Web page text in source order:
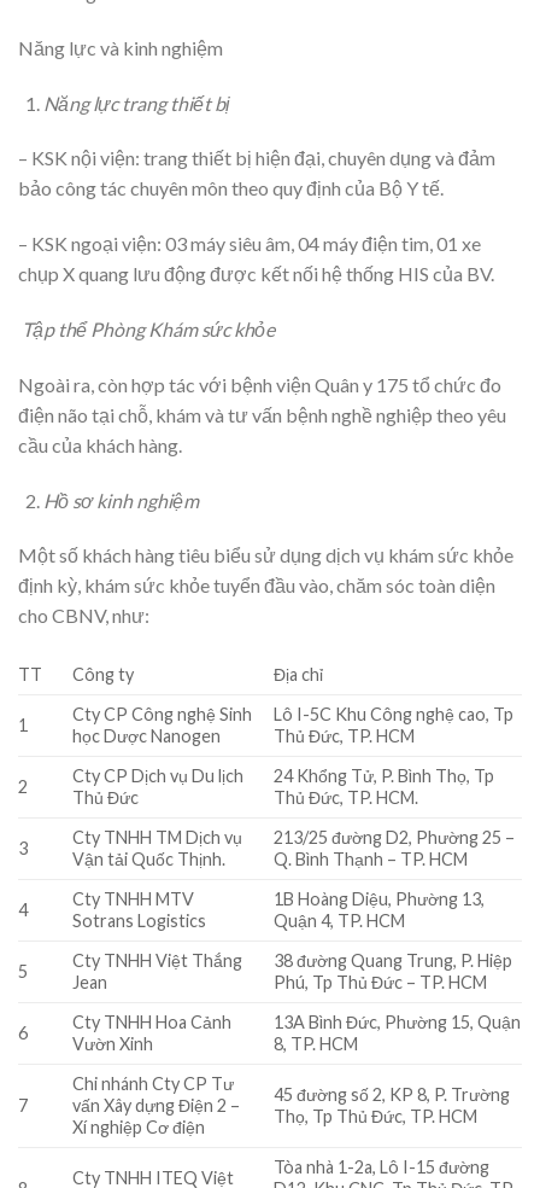
Năng lực và kinh nghiệm
Năng lực trang thiết bị
– KSK nội viện: trang thiết bị hiện đại, chuyên dụng và đảm
bảo công tác chuyên môn theo quy định của Bộ Y tế.
– KSK ngoại viện: 03 máy siêu âm, 04 máy điện tim, 01 xe
chụp X quang lưu động được kết nối hệ thống HIS của BV.
Tập thể Phòng Khám sức khỏe
Ngoài ra, còn hợp tác với bệnh viện Quân y 175 tổ chức đo
điện não tại chỗ, khám và tư vấn bệnh nghề nghiệp theo yêu
cầu của khách hàng.
Hồ sơ kinh nghiệm
Một số khách hàng tiêu biểu sử dụng dịch vụ khám sức khỏe
định kỳ, khám sức khỏe tuyển đầu vào, chăm sóc toàn diện
cho CBNV, như:
TT Công ty Địa chỉ
1
Cty CP Công nghệ Sinh
học Dược Nanogen
Lô I-5C Khu Công nghệ cao, Tp
Thủ Đức, TP. HCM
2
Cty CP Dịch vụ Du lịch
Thủ Đức
24 Khổng Tử, P. Bình Thọ, Tp
Thủ Đức, TP. HCM.
3
Cty TNHH TM Dịch vụ
Vận tải Quốc Thịnh.
213/25 đường D2, Phường 25 –
Q. Bình Thạnh – TP. HCM
4
Cty TNHH MTV
Sotrans Logistics
1B Hoàng Diệu, Phường 13,
Quận 4, TP. HCM
5
Cty TNHH Việt Thắng
Jean
38 đường Quang Trung, P. Hiệp
Phú, Tp Thủ Đức – TP. HCM
6
Cty TNHH Hoa Cảnh
Vườn Xinh
13A Bình Đức, Phường 15, Quận
8, TP. HCM
7
Chi nhánh Cty CP Tư
vấn Xây dựng Điện 2 –
Xí nghiệp Cơ điện
45 đường số 2, KP 8, P. Trường
Thọ, Tp Thủ Đức, TP. HCM
Cty TNHH ITEQ Việt
Tòa nhà 1-2a, Lô I-15 đường